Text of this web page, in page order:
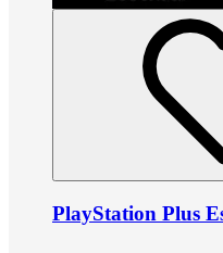
PlayStation Plus